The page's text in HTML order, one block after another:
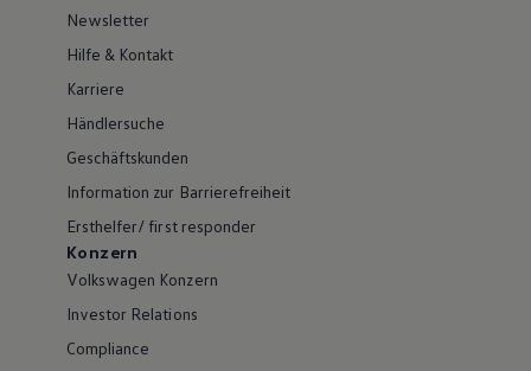
Newsletter
Hilfe & Kontakt
Karriere
Händlersuche
Geschäftskunden
Information zur Barrierefreiheit
Ersthelfer/ first responder
Konzern
Volkswagen Konzern
Investor Relations
Compliance